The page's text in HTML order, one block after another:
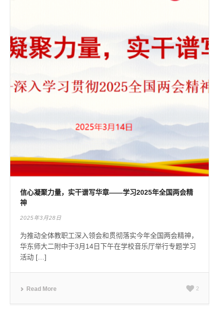
信心凝聚力量，实干谱写华章——学习2025年全国两会精
神
2025年3月28日
为推动全体教职工深入领会和贯彻落实今年全国两会精神，
华东师大二附中于3月14日下午在学校音乐厅举行专题学习
活动 […]
Read More 2